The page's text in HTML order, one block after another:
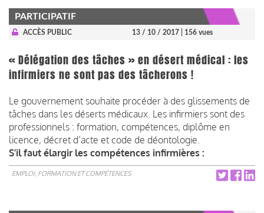
PARTICIPATIF
ACCÈS PUBLIC 13 / 10 / 2017 | 156 vues
« Délégation des tâches » en désert médical : les
infirmiers ne sont pas des tâcherons !
Le gouvernement souhaite procéder à des glissements de
tâches dans les déserts médicaux. Les infirmiers sont des
professionnels : formation, compétences, diplôme en
licence, décret d’acte et code de déontologie.
S’il faut élargir les compétences infirmières :
EMPLOI, FORMATION ET COMPÉTENCES